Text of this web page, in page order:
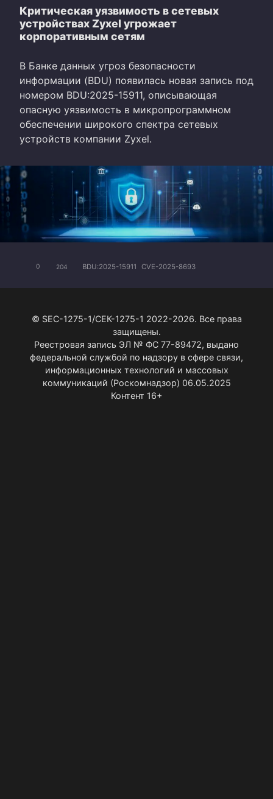
Критическая уязвимость в сетевых
устройствах Zyxel угрожает
корпоративным сетям
В Банке данных угроз безопасности
информации (BDU) появилась новая запись под
номером BDU:2025-15911, описывающая
опасную уязвимость в микропрограммном
обеспечении широкого спектра сетевых
устройств компании Zyxel.
0 204 BDU:2025-15911 CVE-2025-8693
© SEC-1275-1/СЕК-1275-1 2022-2026. Все права
защищены.
Реестровая запись ЭЛ № ФС 77-89472, выдано
федеральной службой по надзору в сфере связи,
информационных технологий и массовых
коммуникаций (Роскомнадзор) 06.05.2025
Контент 16+